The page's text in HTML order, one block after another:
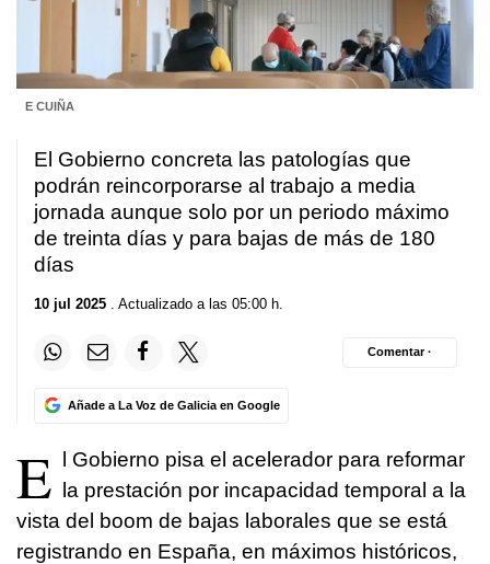
E CUIÑA
El Gobierno concreta las patologías que
podrán reincorporarse al trabajo a media
jornada aunque solo por un periodo máximo
de treinta días y para bajas de más de 180
días
10 jul 2025 . Actualizado a las 05:00 h.
Añade a La Voz de Galicia en Google
Comentar ·
E l Gobierno pisa el acelerador para reformar
la prestación por incapacidad temporal a la
vista del boom de bajas laborales que se está
registrando en España, en máximos históricos,